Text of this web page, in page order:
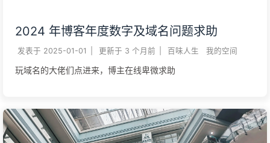
2024 年博客年度数字及域名问题求助
发表于 2025-01-01 更新于 3 个月前 百味人生 我的空间
玩域名的大佬们点进来，博主在线卑微求助